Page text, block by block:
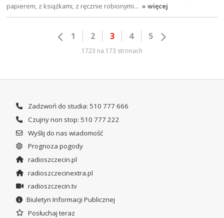
papierem, z książkami, z ręcznie robionymi… » więcej
1 2 3 4 5
1723 na 173 stronach
Zadzwoń do studia: 510 777 666
Czujny non stop: 510 777 222
Wyślij do nas wiadomość
Prognoza pogody
radioszczecin.pl
radioszczecinextra.pl
radioszczecin.tv
Biuletyn Informacji Publicznej
Posłuchaj teraz